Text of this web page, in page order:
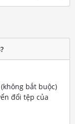
bắt buộc)
đổi tệp của